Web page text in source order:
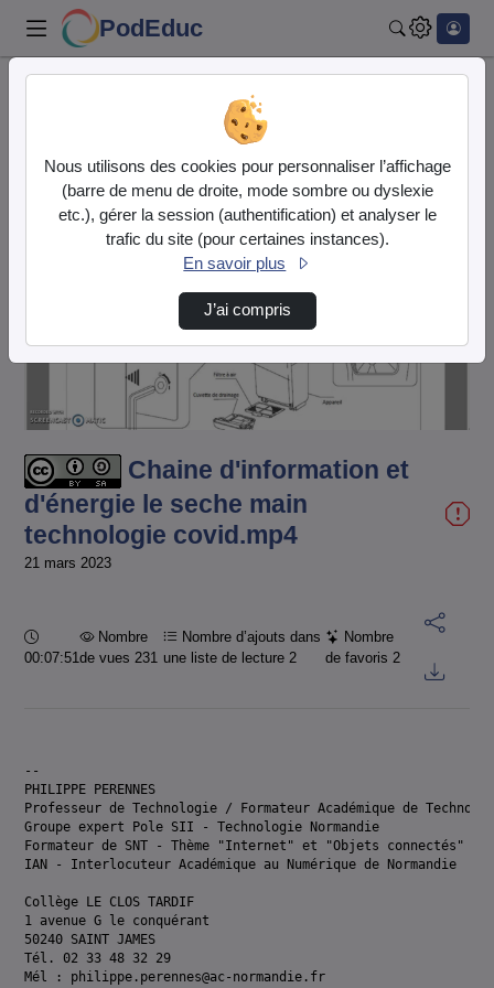
PodEduc
Chaine d'information et d'énergie le seche m…
Lire
la
vidéo
Chaine d'information et
d'énergie le seche main
technologie covid.mp4
21 mars 2023
Durée :
00:07:51
Nombre
de vues 231
Nombre d’ajouts dans
une liste de lecture 2
Nombre
de favoris 2
--
PHILIPPE PERENNES
Professeur de Technologie / Formateur Académique de
Groupe expert Pole SII - Technologie Normandie
Formateur de SNT - Thème "Internet" et "Objets connectés"
IAN - Interlocuteur Académique au Numérique de Normandie
Collège LE CLOS TARDIF
1 avenue G le conquérant
50240 SAINT JAMES
Tél. 02 33 48 32 29
Mél : philippe.perennes@ac-normandie.fr
Nous utilisons des cookies pour personnaliser l’affichage
(barre de menu de droite, mode sombre ou dyslexie
etc.), gérer la session (authentification) et analyser le
trafic du site (pour certaines instances).
En savoir plus
J’ai compris